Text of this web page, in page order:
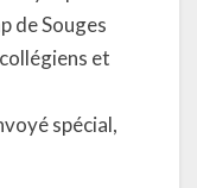
de Souges
et
spécial,